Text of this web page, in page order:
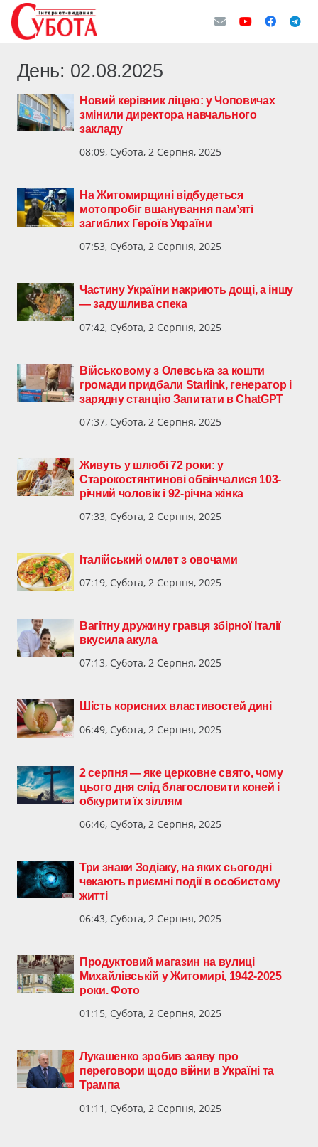
День: 02.08.2025
Новий керівник ліцею: у Чоповичах
змінили директора навчального
закладу
08:09, Субота, 2 Серпня, 2025
На Житомирщині відбудеться
мотопробіг вшанування памʼяті
загиблих Героїв України
07:53, Субота, 2 Серпня, 2025
Частину України накриють дощі, а іншу
— задушлива спека
07:42, Субота, 2 Серпня, 2025
Військовому з Олевська за кошти
громади придбали Starlink, генератор і
зарядну станцію Запитати в ChatGPT
07:37, Субота, 2 Серпня, 2025
Живуть у шлюбі 72 роки: у
Старокостянтинові обвінчалися 103-
річний чоловік і 92-річна жінка
07:33, Субота, 2 Серпня, 2025
Італійський омлет з овочами
07:19, Субота, 2 Серпня, 2025
Вагітну дружину гравця збірної Італії
вкусила акула
07:13, Субота, 2 Серпня, 2025
Шість корисних властивостей дині
06:49, Субота, 2 Серпня, 2025
2 серпня — яке церковне свято, чому
цього дня слід благословити коней і
обкурити їх зіллям
06:46, Субота, 2 Серпня, 2025
Три знаки Зодіаку, на яких сьогодні
чекають приємні події в особистому
житті
06:43, Субота, 2 Серпня, 2025
Продуктовий магазин на вулиці
Михайлівській у Житомирі, 1942-2025
роки. Фото
01:15, Субота, 2 Серпня, 2025
Лукашенко зробив заяву про
переговори щодо війни в Україні та
Трампа
01:11, Субота, 2 Серпня, 2025